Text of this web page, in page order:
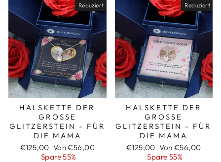
Reduziert
HALSKETTE DER
GROSSE G
LITZERSTEIN - FÜR D
IE MAMA
Normaler
€125,00 Sonderpreis
Von €56,00
Spare 55%
Reduziert
HALSKETTE DER
GROSSE G
LITZERSTEIN - FÜR D
IE MAMA
Normaler
€125,00 Sonderpreis
Von €56,00
Spare 55%